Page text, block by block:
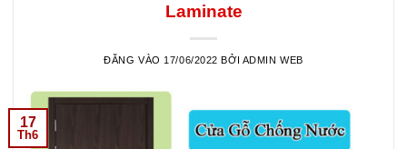
Laminate
ĐĂNG VÀO 17/06/2022 BỞI ADMIN WEB
17
Th6